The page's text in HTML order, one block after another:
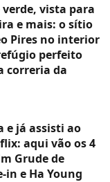
verde, vista para
e mais: o sítio
Pires no interior
perfeito
correria da
e já assisti ao
aqui vão os 4
Grude de
in e Ha Young